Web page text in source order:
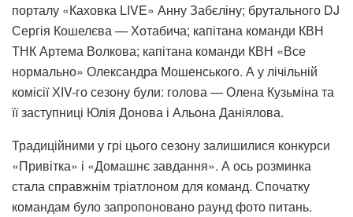
порталу «Каховка LIVE» Анну Забєліну; брутального DJ
Сергія Кошелєва — Хотабича; капітана команди КВН
ТНК Артема Волкова; капітана команди КВН «Все
нормально» Олександра Мошенського. А у лічільній
комісії ХІV-го сезону були: голова — Олена Кузьміна та
її заступниці Юлія Донова і Альона Даніялова.
Традиційними у грі цього сезону залишилися конкурси
«Привітка» і «Домашнє завдання». А ось розминка
стала справжнім тріатлоном для команд. Спочатку
командам було запропоновано раунд фото питань.